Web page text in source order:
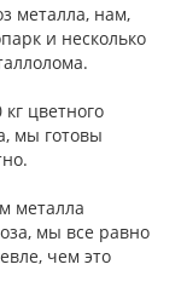
металла, нам,
и несколько
цветного
мы готовы
металла
мы все равно
чем это